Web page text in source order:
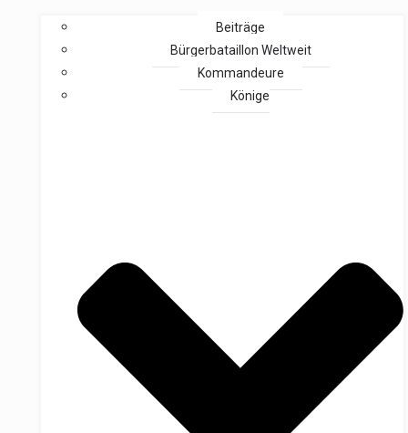
Beiträge
Bürgerbataillon Weltweit
Kommandeure
Könige